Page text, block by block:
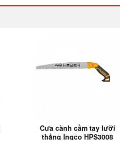
Cưa cành cầm tay lưỡi
thẳng Ingco HPS3008